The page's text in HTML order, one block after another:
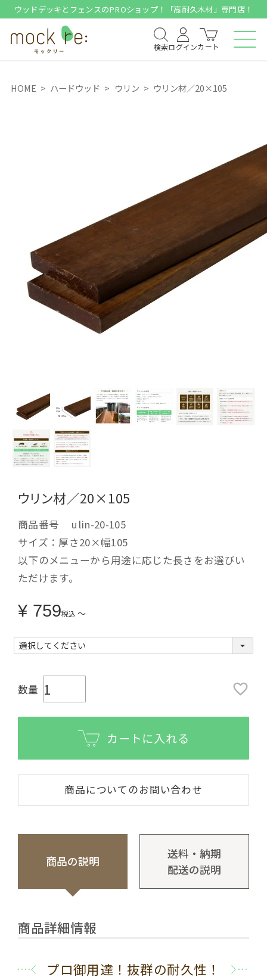
ウッドデッキとフェンスのPROショップ！「高耐久木材」専門店！
検索ログインカート
HOME ハードウッド ウリン ウリン材／20×105
ウリン材／20×105
商品番号
ulin-20-105
サイズ：厚さ20×幅105
以下のメニューから用途に応じた長さをお選びい
ただけます。
¥ 759税込 〜
カートに入れる
商品についてのお問い合わせ
商品の説明
送料・納期
配送の説明
商品詳細情報
プロ御用達！抜群の耐久性！